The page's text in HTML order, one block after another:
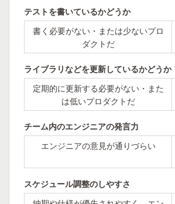
テストを書いているかどうか
書く必要がない・または少ないプロ
ダクトだ
ライブラリなどを更新しているかどうか
定期的に更新する必要がない・また
は低いプロダクトだ
チーム内のエンジニアの発言力
エンジニアの意見が通りづらい
スケジュール調整のしやすさ